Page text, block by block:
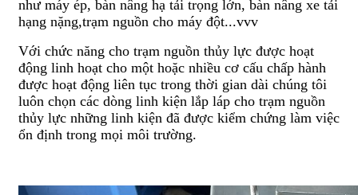
như máy ép, bàn nâng hạ tải trọng lớn, bàn nâng xe tải
hạng nặng,trạm nguồn cho máy đột...vvv
Với chức năng cho trạm nguồn thủy lực được hoạt
động linh hoạt cho một hoặc nhiều cơ cấu chấp hành
được hoạt động liên tục trong thời gian dài chúng tôi
luôn chọn các dòng linh kiện lắp láp cho trạm nguồn
thủy lực những linh kiện đã được kiểm chứng làm việc
ổn định trong mọi môi trường.